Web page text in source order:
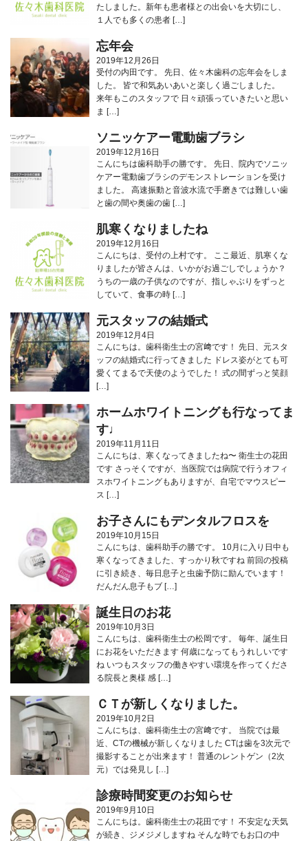
たしました。新年も患者様との出会いを大切にし、
１人でも多くの患者 […]
忘年会
2019年12月26日
受付の内田です。 先日、佐々木歯科の忘年会をしま
した。 皆で和気あいあいと楽しく過ごしました。
来年もこのスタッフで 日々頑張っていきたいと思い
ま […]
ソニッケアー電動歯ブラシ
2019年12月16日
こんにちは歯科助手の勝です。 先日、院内でソニッ
ケアー電動歯ブラシのデモンストレーションを受け
ました。 高速振動と音波水流で手磨きでは難しい歯
と歯の間や奥歯の歯 […]
肌寒くなりましたね
2019年12月16日
こんにちは、受付の上村です。 ここ最近、肌寒くな
りましたが皆さんは、いかがお過ごしでしょうか？
うちの一歳の子供なのですが、指しゃぶりをずっと
していて、食事の時 […]
元スタッフの結婚式
2019年12月4日
こんにちは。歯科衛生士の宮﨑です！ 先日、元スタ
ッフの結婚式に行ってきました️ ドレス姿がとても可
愛くてまるで天使のようでした！ 式の間ずっと笑顔
[…]
ホームホワイトニングも行なってま
す♩
2019年11月11日
こんにちは、寒くなってきましたね〜️ 衛生士の花田
です さっそくですが、当医院では病院で行うオフィ
スホワイトニングもありますが、自宅でマウスピー
ス […]
お子さんにもデンタルフロスを
2019年10月15日
こんにちは、歯科助手の勝です。 10月に入り日中も
寒くなってきました、すっかり秋ですね 前回の投稿
に引き続き、毎日息子と虫歯予防に励んでいます！
だんだん息子もブ […]
誕生日のお花
2019年10月3日
こんにちは、歯科衛生士の松岡です。 毎年、誕生日
にお花をいただきます 何歳になってもうれしいです
ね いつもスタッフの働きやすい環境を作ってくださ
る院長と奥様 感 […]
ＣＴが新しくなりました。
2019年10月2日
こんにちは、歯科衛生士の宮﨑です。 当院では最
近、CTの機械が新しくなりました CTは歯を3次元で
撮影することが出来ます！ 普通のレントゲン（2次
元）では発見し […]
診療時間変更のお知らせ
2019年9月10日
こんにちは。歯科衛生士の花田です！ 不安定な天気
が続き、ジメジメしますね そんな時でもお口の中